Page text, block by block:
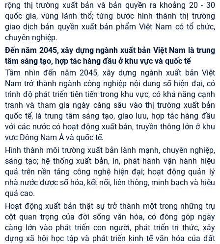
rộng thị trường xuất bản và bản quyền ra khoảng 20 - 30
quốc gia, vùng lãnh thổ; từng bước hình thành thị trường
giao dịch bản quyền xuất bản phẩm Việt Nam có tổ chức,
chuyên nghiệp.
Đến năm 2045, xây dựng ngành xuất bản Việt Nam là trung
tâm sáng tạo, hợp tác hàng đầu ở khu vực và quốc tế
Tầm nhìn đến năm 2045, xây dựng ngành xuất bản Việt
Nam trở thành ngành công nghiệp nội dung số hiện đại, có
trình độ phát triển tiên tiến trong khu vực, có khả năng cạnh
tranh và tham gia ngày càng sâu vào thị trường xuất bản
quốc tế, là trung tâm sáng tạo, giao lưu, hợp tác hàng đầu
với các nước có hoạt động xuất bản, truyền thông lớn ở khu
vực Đông Nam Á và quốc tế.
Hình thành môi trường xuất bản lành mạnh, chuyên nghiệp,
sáng tạo; hệ thống xuất bản, in, phát hành vận hành hiệu
quả trên nền tảng công nghệ hiện đại; hoạt động quản lý
nhà nước được số hóa, kết nối, liên thông, minh bạch và hiệu
quả cao.
Hoạt động xuất bản thật sự trở thành một trong những trụ
cột quan trọng của đời sống văn hóa, có đóng góp ngày
càng lớn vào phát triển con người, phát triển tri thức, xây
dựng xã hội học tập và phát triển kinh tế văn hóa của đất